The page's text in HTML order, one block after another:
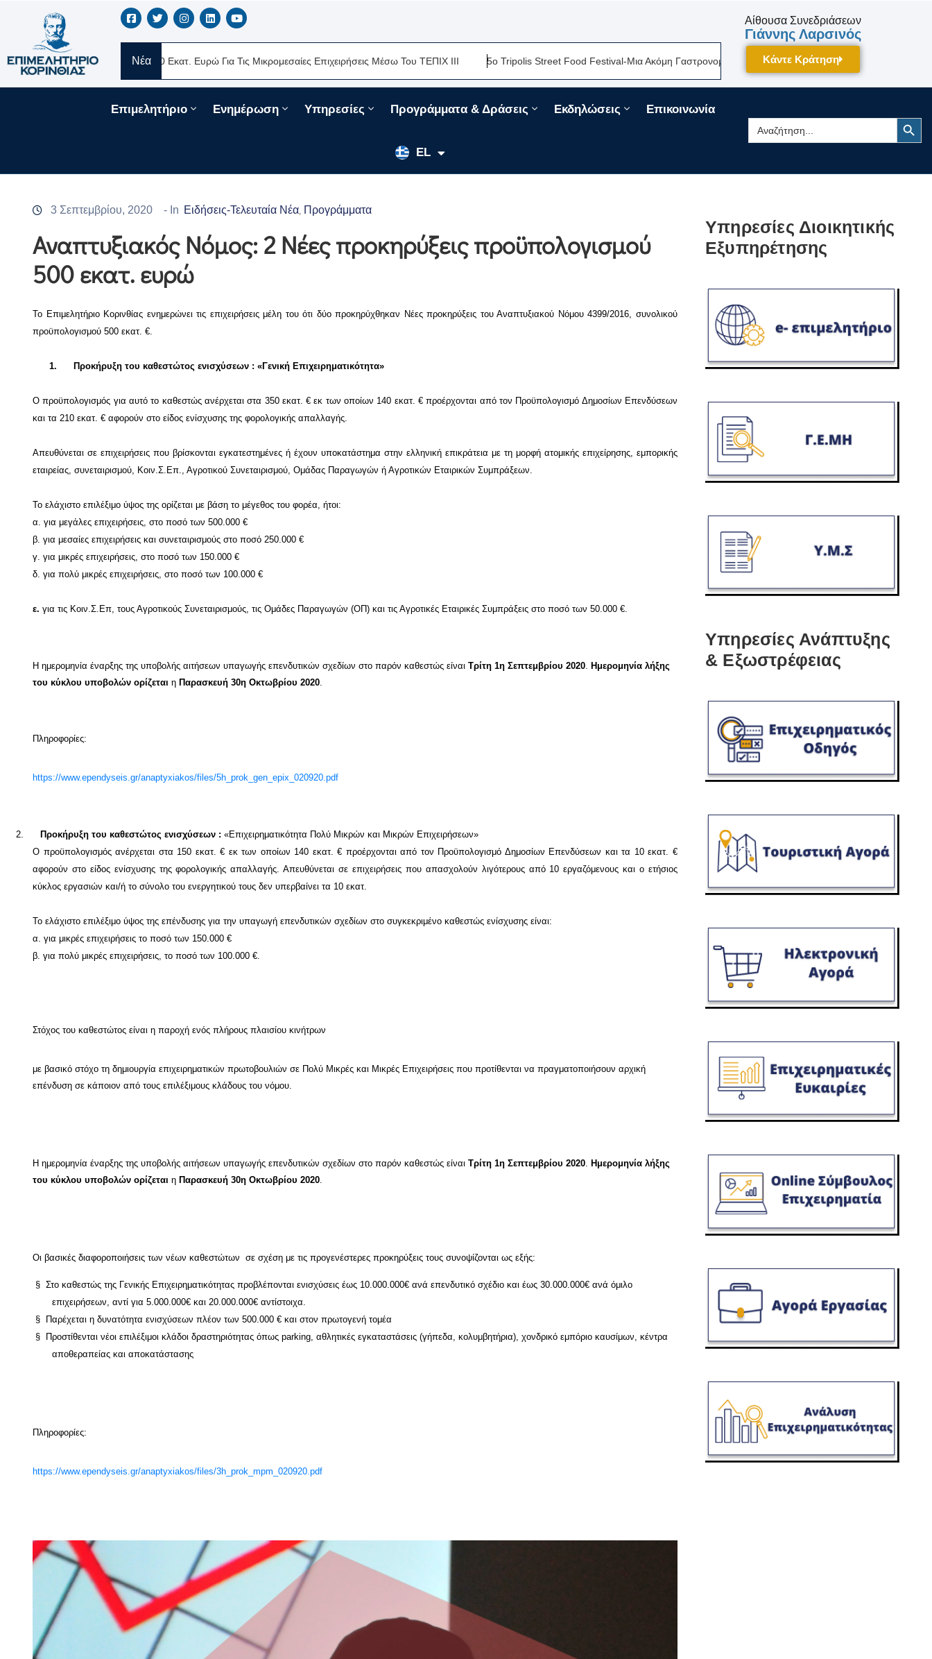
Νέα
Νέα Δάνεια 330 Εκατ. Ευρώ Για Τις Μικρομεσαίες Επιχειρήσεις Μέσω Του ΤΕΠΙΧ ΙΙΙ 5ο Tripolis Street Food Festival-Μια Ακόμη Γαστρονομική Γιορτή Της Πελοποννήσου Δίνει Ραντεβού Τον
Αίθουσα Συνεδριάσεων
Γιάννης Λαρσινός
Κάντε Κράτηση
Επιμελητήριο Ενημέρωση Υπηρεσίες Προγράμματα & Δράσεις Εκδηλώσεις Επικοινωνία
EL
EN
FR
Search
for:
Search Button
3 Σεπτεμβρίου, 2020 - In Ειδήσεις-Τελευταία Νέα Προγράμματα
Αναπτυξιακός Νόμος: 2 Νέες προκηρύξεις προϋπολογισμού
500 εκατ. ευρώ
Το Επιμελητήριο Κορινθίας ενημερώνει τις επιχειρήσεις μέλη του ότι δύο προκηρύχθηκαν Νέες προκηρύξεις του Αναπτυξιακού Νόμου 4399/2016, συνολικού
προϋπολογισμού 500 εκατ. €.
1. Προκήρυξη του καθεστώτος ενισχύσεων : «Γενική Επιχειρηματικότητα»
Ο προϋπολογισμός για αυτό το καθεστώς ανέρχεται στα 350 εκατ. € εκ των οποίων 140 εκατ. € προέρχονται από τον Προϋπολογισμό Δημοσίων Επενδύσεων
και τα 210 εκατ. € αφορούν στο είδος ενίσχυσης της φορολογικής απαλλαγής.
Απευθύνεται σε επιχειρήσεις που βρίσκονται εγκατεστημένες ή έχουν υποκατάστημα στην ελληνική επικράτεια με τη μορφή ατομικής επιχείρησης, εμπορικής
εταιρείας, συνεταιρισμού, Κοιν.Σ.Επ., Αγροτικού Συνεταιρισμού, Ομάδας Παραγωγών ή Αγροτικών Εταιρικών Συμπράξεων.
Το ελάχιστο επιλέξιμο ύψος της ορίζεται με βάση το μέγεθος του φορέα, ήτοι:
α. για μεγάλες επιχειρήσεις, στο ποσό των 500.000 €
β. για μεσαίες επιχειρήσεις και συνεταιρισμούς στο ποσό 250.000 €
γ. για μικρές επιχειρήσεις, στο ποσό των 150.000 €
δ. για πολύ μικρές επιχειρήσεις, στο ποσό των 100.000 €
ε. για τις Κοιν.Σ.Επ, τους Αγροτικούς Συνεταιρισμούς, τις Ομάδες Παραγωγών (ΟΠ) και τις Αγροτικές Εταιρικές Συμπράξεις στο ποσό των 50.000 €.
Η ημερομηνία έναρξης της υποβολής αιτήσεων υπαγωγής επενδυτικών σχεδίων στο παρόν καθεστώς είναι Τρίτη 1η Σεπτεμβρίου 2020. Ημερομηνία λήξης
του κύκλου υποβολών ορίζεται η Παρασκευή 30η Οκτωβρίου 2020.
Πληροφορίες:
https://www.ependyseis.gr/anaptyxiakos/files/5h_prok_gen_epix_020920.pdf
2. Προκήρυξη του καθεστώτος ενισχύσεων : «Επιχειρηματικότητα Πολύ Μικρών και Μικρών Επιχειρήσεων»
Ο προϋπολογισμός ανέρχεται στα 150 εκατ. € εκ των οποίων 140 εκατ. € προέρχονται από τον Προϋπολογισμό Δημοσίων Επενδύσεων και τα 10 εκατ. €
αφορούν στο είδος ενίσχυσης της φορολογικής απαλλαγής. Απευθύνεται σε επιχειρήσεις που απασχολούν λιγότερους από 10 εργαζόμενους και ο ετήσιος
κύκλος εργασιών και/ή το σύνολο του ενεργητικού τους δεν υπερβαίνει τα 10 εκατ.
Το ελάχιστο επιλέξιμο ύψος της επένδυσης για την υπαγωγή επενδυτικών σχεδίων στο συγκεκριμένο καθεστώς ενίσχυσης είναι:
α. για μικρές επιχειρήσεις το ποσό των 150.000 €
β. για πολύ μικρές επιχειρήσεις, το ποσό των 100.000 €.
Στόχος του καθεστώτος είναι η παροχή ενός πλήρους πλαισίου κινήτρων
με βασικό στόχο τη δημιουργία επιχειρηματικών πρωτοβουλιών σε Πολύ Μικρές και Μικρές Επιχειρήσεις που προτίθενται να πραγματοποιήσουν αρχική
επένδυση σε κάποιον από τους επιλέξιμους κλάδους του νόμου.
Η ημερομηνία έναρξης της υποβολής αιτήσεων υπαγωγής επενδυτικών σχεδίων στο παρόν καθεστώς είναι Τρίτη 1η Σεπτεμβρίου 2020. Ημερομηνία λήξης
του κύκλου υποβολών ορίζεται η Παρασκευή 30η Οκτωβρίου 2020.
Οι βασικές διαφοροποιήσεις των νέων καθεστώτων σε σχέση με τις προγενέστερες προκηρύξεις τους συνοψίζονται ως εξής:
§ Στο καθεστώς της Γενικής Επιχειρηματικότητας προβλέπονται ενισχύσεις έως 10.000.000€ ανά επενδυτικό σχέδιο και έως 30.000.000€ ανά όμιλο
επιχειρήσεων, αντί για 5.000.000€ και 20.000.000€ αντίστοιχα.
§
Παρέχεται η δυνατότητα ενισχύσεων πλέον των 500.000 € και στον πρωτογενή τομέα
§
Προστίθενται νέοι επιλέξιμοι κλάδοι δραστηριότητας όπως parking, αθλητικές εγκαταστάσεις (γήπεδα, κολυμβητήρια), χονδρικό εμπόριο καυσίμων, κέντρα
αποθεραπείας και αποκατάστασης
Πληροφορίες:
https://www.ependyseis.gr/anaptyxiakos/files/3h_prok_mpm_020920.pdf
Υπηρεσίες Διοικητικής
Εξυπηρέτησης
Υπηρεσίες Ανάπτυξης
& Εξωστρέφειας